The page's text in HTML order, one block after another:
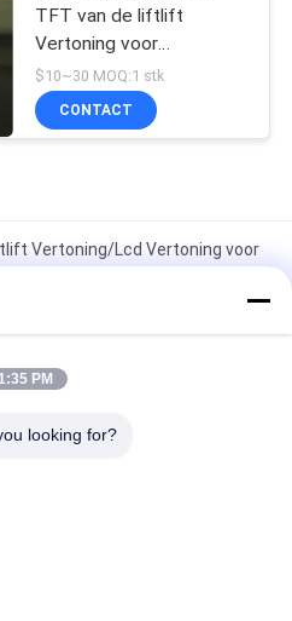
TFT van de liftlift
Vertoning voor
Liftvervangstukken
$10~30 MOQ:1 stk
CONTACT
Vertoning/Lcd Vertoning voor
de Liftvertoning voor
PM
looking for?